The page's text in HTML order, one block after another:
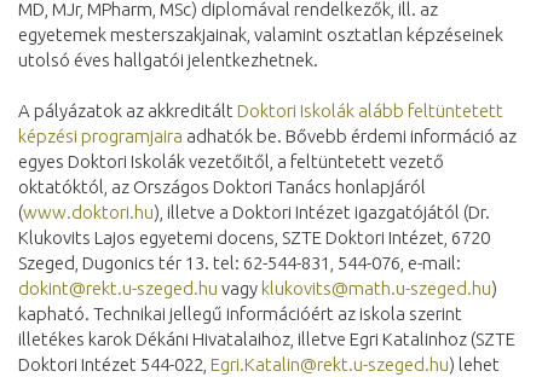
MD, MJr, MPharm, MSc) diplomával rendelkezők, ill. az
egyetemek mesterszakjainak, valamint osztatlan képzéseinek
utolsó éves hallgatói jelentkezhetnek.
A pályázatok az akkreditált Doktori Iskolák alább feltüntetett
képzési programjaira adhatók be. Bővebb érdemi információ az
egyes Doktori Iskolák vezetőitől, a feltüntetett vezető
oktatóktól, az Országos Doktori Tanács honlapjáról
(www.doktori.hu), illetve a Doktori Intézet igazgatójától (Dr.
Klukovits Lajos egyetemi docens, SZTE Doktori Intézet, 6720
Szeged, Dugonics tér 13. tel: 62-544-831, 544-076, e-mail:
dokint@rekt.u-szeged.hu vagy klukovits@math.u-szeged.hu)
kapható. Technikai jellegű információért az iskola szerint
illetékes karok Dékáni Hivatalaihoz, illetve Egri Katalinhoz (SZTE
Doktori Intézet 544-022, Egri.Katalin@rekt.u-szeged.hu) lehet